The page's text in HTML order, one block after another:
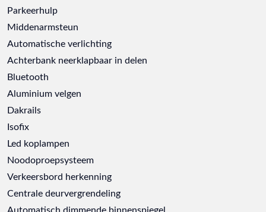
Parkeerhulp
Middenarmsteun
Automatische verlichting
Achterbank neerklapbaar in delen
Bluetooth
Aluminium velgen
Dakrails
Isofix
Led koplampen
Noodoproepsysteem
Verkeersbord herkenning
Centrale deurvergrendeling
Automatisch dimmende binnenspiegel